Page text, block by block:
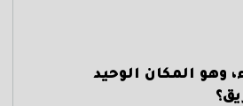
وهو المكان الوحيد